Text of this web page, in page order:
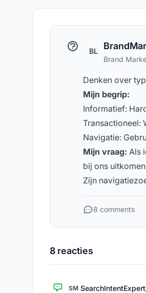
concepten
BL
Brand
Denken over
Mijn begrip:
Informatief:
Transactioneel:
Navigatie:
Mijn vraag: Als
bij ons
Zijn
8 comments
8 reacties
SM